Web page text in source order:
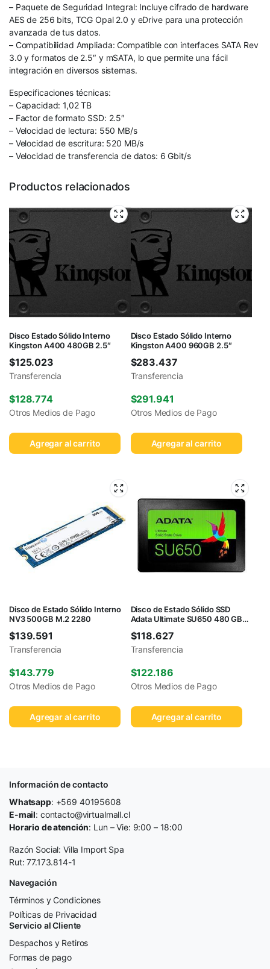
– Paquete de Seguridad Integral: Incluye cifrado de hardware
AES de 256 bits, TCG Opal 2.0 y eDrive para una protección
avanzada de tus datos.
– Compatibilidad Ampliada: Compatible con interfaces SATA Rev
3.0 y formatos de 2.5″ y mSATA, lo que permite una fácil
integración en diversos sistemas.
Especificaciones técnicas:
– Capacidad: 1,02 TB
– Factor de formato SSD: 2.5″
– Velocidad de lectura: 550 MB/s
– Velocidad de escritura: 520 MB/s
– Velocidad de transferencia de datos: 6 Gbit/s
Productos relacionados
Disco Estado Sólido Interno
Kingston A400 480GB 2.5″
$125.023
Transferencia
$128.774
Otros Medios de Pago
Agregar al carrito
Disco Estado Sólido Interno
Kingston A400 960GB 2.5″
$283.437
Transferencia
$291.941
Otros Medios de Pago
Agregar al carrito
Disco de Estado Sólido Interno
NV3 500GB M.2 2280
$139.591
Transferencia
$143.779
Otros Medios de Pago
Agregar al carrito
Disco de Estado Sólido SSD
Adata Ultimate SU650 480 GB
$118.627
Transferencia
$122.186
Otros Medios de Pago
Agregar al carrito
Información de contacto
Whatsapp: +569 40195608
E-mail: contacto@virtualmall.cl
Horario de atención: Lun – Vie: 9:00 – 18:00
Razón Social: Villa Import Spa
Rut: 77.173.814-1
Navegación
Términos y Condiciones
Políticas de Privacidad
Servicio al Cliente
Despachos y Retiros
Formas de pago